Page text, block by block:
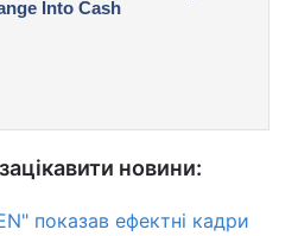
новини:
показав ефектні кадри